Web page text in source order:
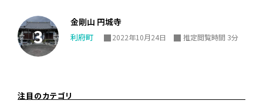
金剛山 円城寺
利府町 2022年10月24日 推定閲覧時間 3分
注目のカテゴリ